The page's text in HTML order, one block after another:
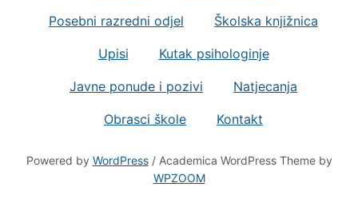
Posebni razredni odjel Školska knjižnica
Upisi Kutak psihologinje
Javne ponude i pozivi Natjecanja
Obrasci škole Kontakt
Powered by WordPress
/ Academica WordPress Theme by
WPZOOM